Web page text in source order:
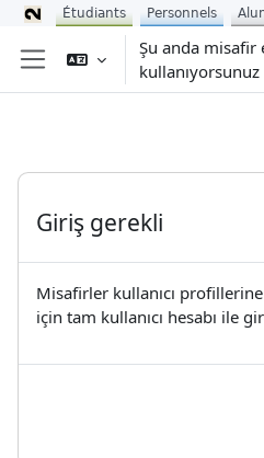
Yan panel
Şu anda misafir
kullanıyorsunuz
Giriş gerekli
Misafirler kullanıcı
için tam kullanıcı hesabı ile
Étudiants Personnels